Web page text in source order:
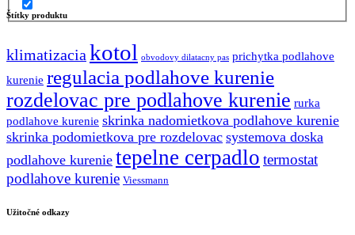
5.22 €.
Štítky produktu
klimatizacia kotol obvodovy dilatacny pas prichytka podlahove
kurenie regulacia podlahove kurenie
rozdelovac pre podlahove kurenie rurka
podlahove kurenie skrinka nadomietkova podlahove kurenie
skrinka podomietkova pre rozdelovac systemova doska
podlahove kurenie tepelne cerpadlo termostat
podlahove kurenie Viessmann
Užitočné odkazy